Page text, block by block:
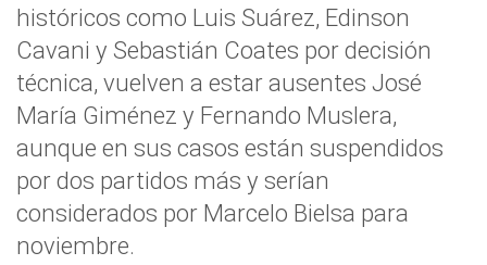
históricos como Luis Suárez, Edinson
Cavani y Sebastián Coates por decisión
técnica, vuelven a estar ausentes José
María Giménez y Fernando Muslera,
aunque en sus casos están suspendidos
por dos partidos más y serían
considerados por Marcelo Bielsa para
noviembre.